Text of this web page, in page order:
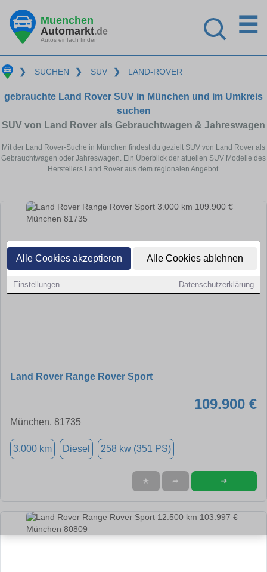
Alle Cookies akzeptieren Alle Cookies ablehnen
Einstellungen Datenschutzerklärung
Muenchen
Automarkt.de
Autos einfach finden
☰
❯ SUCHEN ❯ SUV ❯ LAND-ROVER
gebrauchte Land Rover SUV in München und im Umkreis
suchen
SUV von Land Rover als Gebrauchtwagen & Jahreswagen
Mit der Land Rover-Suche in München findest du gezielt SUV von Land Rover als
Gebrauchtwagen oder Jahreswagen. Ein Überblick der atuellen SUV Modelle des
Herstellers Land Rover aus dem regionalen Angebot.
Land Rover Range Rover Sport
109.900 €
München, 81735
3.000 km Diesel 258 kw (351 PS)
★ ➦ ➜